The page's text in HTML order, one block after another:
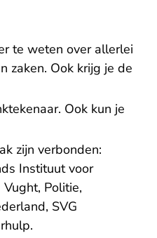
te weten over allerlei
zaken. Ook krijg je de
Ook kun je
zijn verbonden:
Instituut voor
Vught, Politie,
SVG